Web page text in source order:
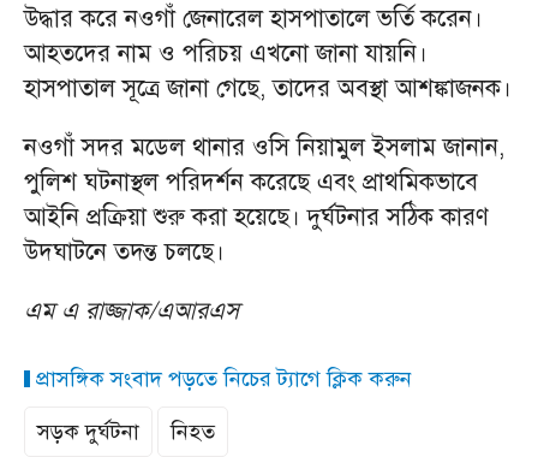
উদ্ধার করে নওগাঁ জেনারেল হাসপাতালে ভর্তি করেন।
আহতদের নাম ও পরিচয় এখনো জানা যায়নি।
হাসপাতাল সূত্রে জানা গেছে, তাদের অবস্থা আশঙ্কাজনক।
নওগাঁ সদর মডেল থানার ওসি নিয়ামুল ইসলাম জানান,
পুলিশ ঘটনাস্থল পরিদর্শন করেছে এবং প্রাথমিকভাবে
আইনি প্রক্রিয়া শুরু করা হয়েছে। দুর্ঘটনার সঠিক কারণ
উদঘাটনে তদন্ত চলছে।
এম এ রাজ্জাক/এআরএস
প্রাসঙ্গিক সংবাদ পড়তে নিচের ট্যাগে ক্লিক করুন
সড়ক দুর্ঘটনা
নিহত